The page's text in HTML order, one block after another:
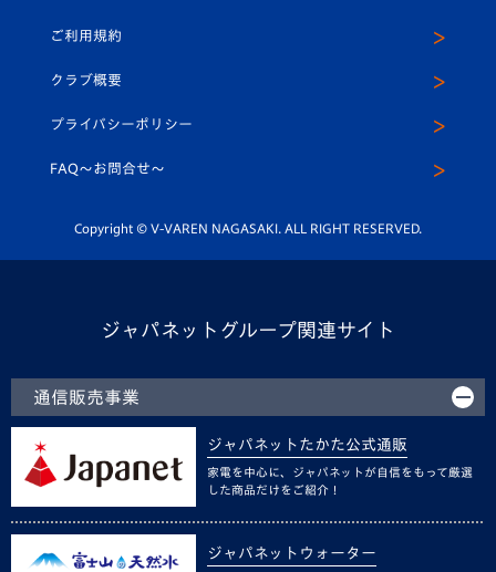
平和祈念活動
ホームタウン活動
スクール
ヴィヴィくんインスタグラム
公式LINE＠
ご利用規約
クラブ概要
プライバシーポリシー
FAQ〜お問合せ〜
Copyright © V-VAREN NAGASAKI. ALL RIGHT RESERVED.
ジャパネットグループ関連サイト
通信販売事業
ジャパネットたかた公式通販
家電を中心に、ジャパネットが自信をもって厳選
した商品だけをご紹介！
ジャパネットウォーター